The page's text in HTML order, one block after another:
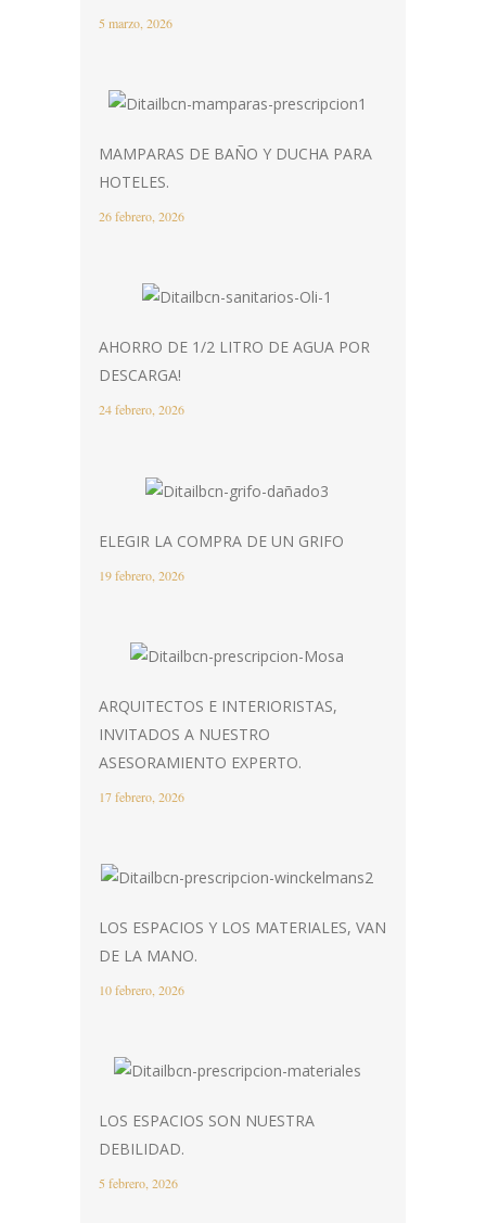
5 marzo, 2026
MAMPARAS DE BAÑO Y DUCHA PARA
HOTELES.
26 febrero, 2026
AHORRO DE 1/2 LITRO DE AGUA POR
DESCARGA!
24 febrero, 2026
ELEGIR LA COMPRA DE UN GRIFO
19 febrero, 2026
ARQUITECTOS E INTERIORISTAS,
INVITADOS A NUESTRO
ASESORAMIENTO EXPERTO.
17 febrero, 2026
LOS ESPACIOS Y LOS MATERIALES, VAN
DE LA MANO.
10 febrero, 2026
LOS ESPACIOS SON NUESTRA
DEBILIDAD.
5 febrero, 2026